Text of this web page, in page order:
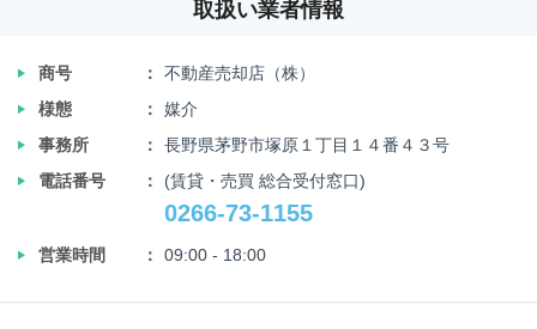
取扱い業者情報
‣ 商号
不動産売却店（株）
‣
様態
媒介
‣
事務所
長野県茅野市塚原１丁目１４番４３号
‣
電話番号 (賃貸・売買 総合受付窓口)
0266-73-1155
‣ 営業時間 09:00 - 18:00